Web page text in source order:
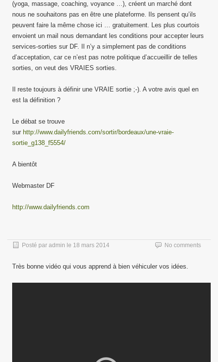
(yoga, massage, coaching, voyance …), créent un marché dont
nous ne souhaitons pas en être une plateforme. Ils pensent qu’ils
peuvent faire la même chose ici … gratuitement. Les plus courtois
envoient un mail nous demandant les conditions pour accepter leurs
services-sorties sur DF. Il n’y a simplement pas de conditions
d’acceptation, car ce n’est pas notre politique d’accueillir de telles
sorties, on veut des VRAIES sorties.
Il reste toujours à définir une VRAIE sortie ;-). A votre avis quel en
est la définition ?
Le débat se trouve
sur http://www.dailyfriends.com/sortir/bordeaux/une-vraie-
sortie_g138_f5554/
A bientôt
Webmaster DF
http://www.dailyfriends.com
Posté par admin le 18 mars 2014 No comments
Très bonne vidéo qui vous apprend à bien véhiculer vos idées.